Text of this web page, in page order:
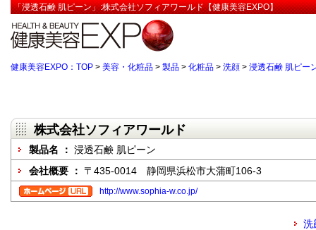
「浸透石鹸 肌ピーン」:株式会社ソフィアワールド【健康美容EXPO】
健康美容EXPO：TOP > 美容・化粧品 > 製品 > 化粧品 > 洗顔 > 浸透石鹸 肌ピー
株式会社ソフィアワールド
製品名 ： 浸透石鹸 肌ピーン
会社概要 ： 〒435-0014 静岡県浜松市大蒲町106-3
http://www.sophia-w.co.jp/
洗